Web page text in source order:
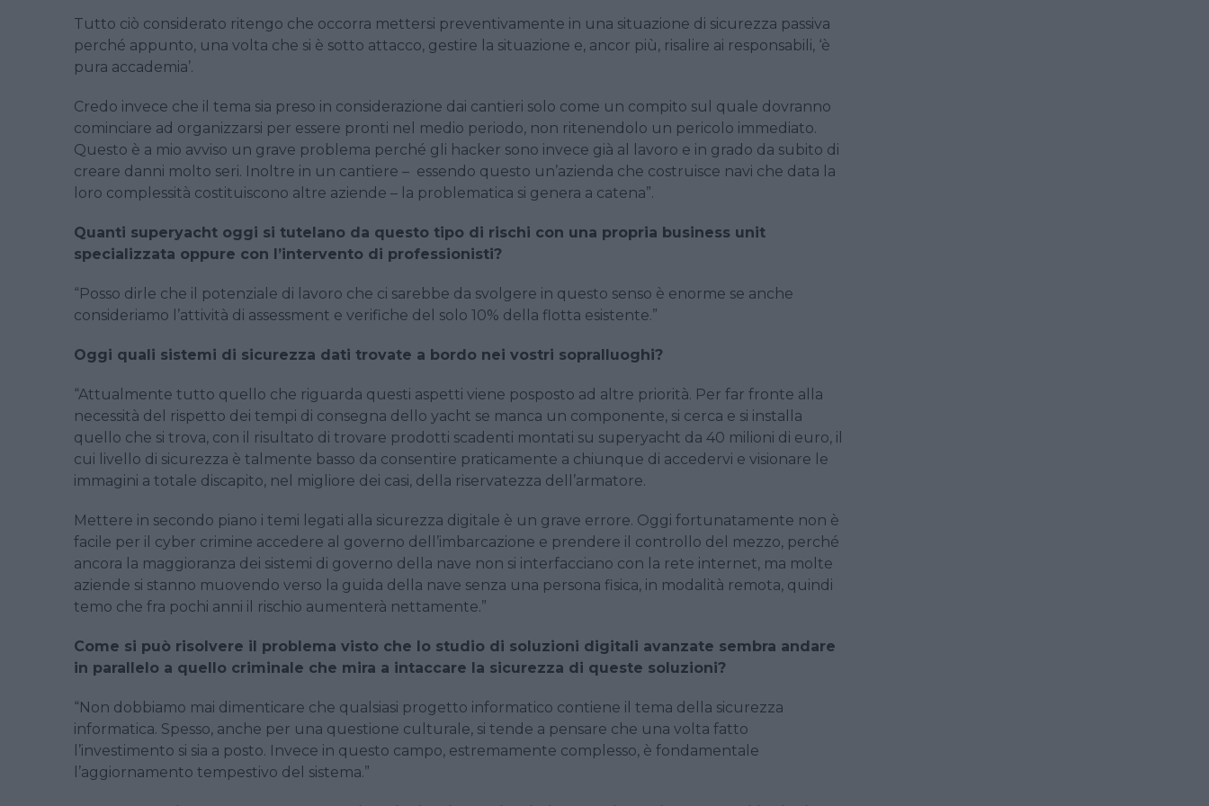
Tutto ciò considerato ritengo che occorra mettersi preventivamente in una situazione di sicurezza passiva
perché appunto, una volta che si è sotto attacco, gestire la situazione e, ancor più, risalire ai responsabili, ‘è
pura accademia’.
Credo invece che il tema sia preso in considerazione dai cantieri solo come un compito sul quale dovranno
cominciare ad organizzarsi per essere pronti nel medio periodo, non ritenendolo un pericolo immediato.
Questo è a mio avviso un grave problema perché gli hacker sono invece già al lavoro e in grado da subito di
creare danni molto seri. Inoltre in un cantiere – essendo questo un’azienda che costruisce navi che data la
loro complessità costituiscono altre aziende – la problematica si genera a catena”.
Quanti superyacht oggi si tutelano da questo tipo di rischi con una propria business unit
specializzata oppure con l’intervento di professionisti?
“Posso dirle che il potenziale di lavoro che ci sarebbe da svolgere in questo senso è enorme se anche
consideriamo l’attività di assessment e verifiche del solo 10% della flotta esistente.”
Oggi quali sistemi di sicurezza dati trovate a bordo nei vostri sopralluoghi?
“Attualmente tutto quello che riguarda questi aspetti viene posposto ad altre priorità. Per far fronte alla
necessità del rispetto dei tempi di consegna dello yacht se manca un componente, si cerca e si installa
quello che si trova, con il risultato di trovare prodotti scadenti montati su superyacht da 40 milioni di euro, il
cui livello di sicurezza è talmente basso da consentire praticamente a chiunque di accedervi e visionare le
immagini a totale discapito, nel migliore dei casi, della riservatezza dell’armatore.
Mettere in secondo piano i temi legati alla sicurezza digitale è un grave errore. Oggi fortunatamente non è
facile per il cyber crimine accedere al governo dell’imbarcazione e prendere il controllo del mezzo, perché
ancora la maggioranza dei sistemi di governo della nave non si interfacciano con la rete internet, ma molte
aziende si stanno muovendo verso la guida della nave senza una persona fisica, in modalità remota, quindi
temo che fra pochi anni il rischio aumenterà nettamente.”
Come si può risolvere il problema visto che lo studio di soluzioni digitali avanzate sembra andare
in parallelo a quello criminale che mira a intaccare la sicurezza di queste soluzioni?
“Non dobbiamo mai dimenticare che qualsiasi progetto informatico contiene il tema della sicurezza
informatica. Spesso, anche per una questione culturale, si tende a pensare che una volta fatto
l’investimento si sia a posto. Invece in questo campo, estremamente complesso, è fondamentale
l’aggiornamento tempestivo del sistema.”